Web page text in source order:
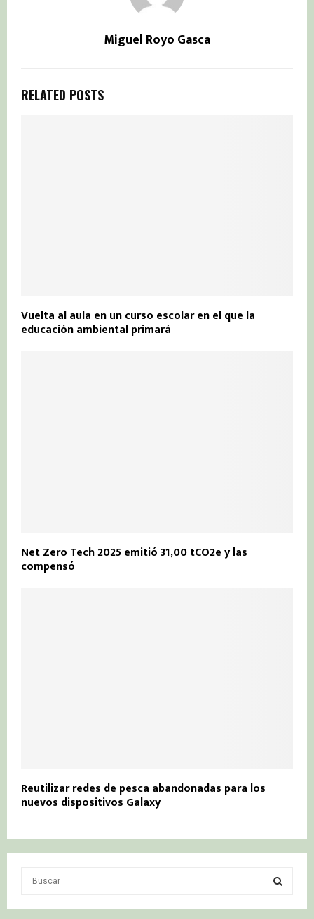
Miguel Royo Gasca
RELATED POSTS
Vuelta al aula en un curso escolar en el que la
educación ambiental primará
Net Zero Tech 2025 emitió 31,00 tCO2e y las
compensó
Reutilizar redes de pesca abandonadas para los
nuevos dispositivos Galaxy
S